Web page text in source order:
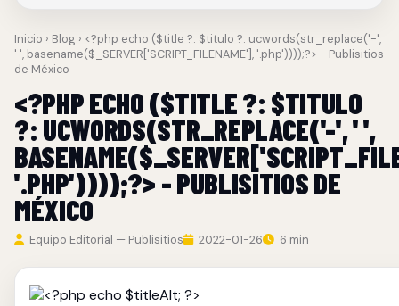
Inicio › Blog › <?php echo ($title ?: $titulo ?: ucwords(str_replace('-',
' ', basename($_SERVER['SCRIPT_FILENAME'], '.php'))));?> - Publisitios
de México
<?PHP ECHO ($TITLE ?: $TITULO
?: UCWORDS(STR_REPLACE('-', ' ',
'.PHP'))));?> - PUBLISITIOS DE
MÉXICO
Equipo Editorial — Publisitios 2022-01-26 6 min